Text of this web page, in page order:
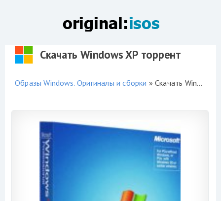
Скачать Windows XP торрент
Образы Windows. Оригиналы и сборки » Скачать Windows XP торрент